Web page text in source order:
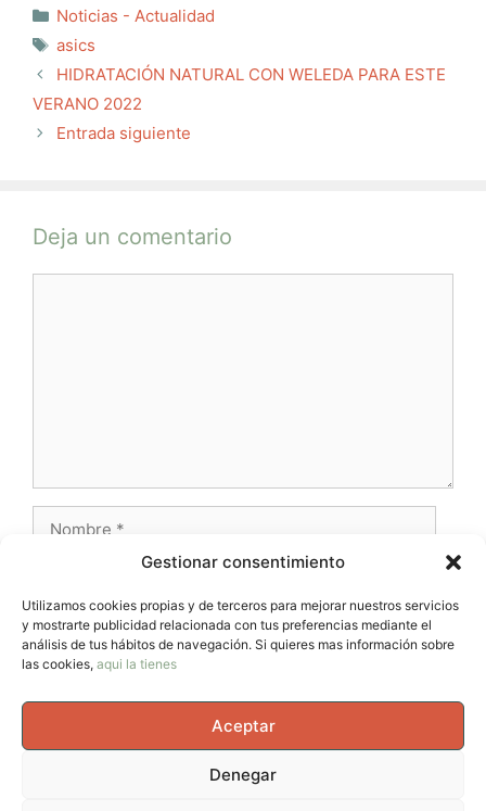
Gestionar consentimiento
Utilizamos cookies propias y de terceros para mejorar nuestros servicios
y mostrarte publicidad relacionada con tus preferencias mediante el
análisis de tus hábitos de navegación. Si quieres mas información sobre
las cookies, aqui la tienes
Aceptar
Denegar
Categorías
Noticias - Actualidad
Etiquetas
asics
HIDRATACIÓN NATURAL CON WELEDA PARA ESTE
VERANO 2022
Entrada siguiente
Deja un comentario
electrónico
Web